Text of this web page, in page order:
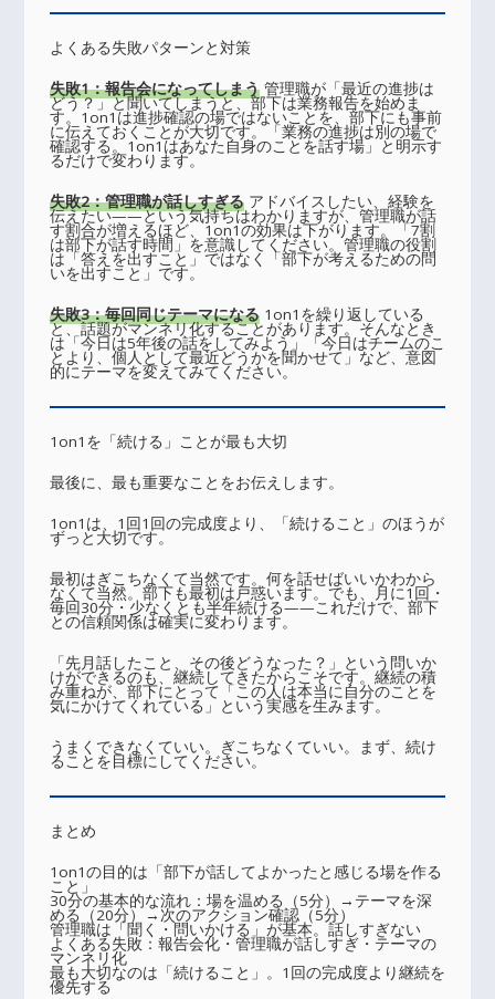
よくある失敗パターンと対策
失敗1：報告会になってしまう管理職が「最近の進捗は
どう？」と聞いてしまうと、部下は業務報告を始めま
す。1on1は進捗確認の場ではないことを、部下にも事前
に伝えておくことが大切です。「業務の進捗は別の場で
確認する。1on1はあなた自身のことを話す場」と明示す
るだけで変わります。
失敗2：管理職が話しすぎるアドバイスしたい、経験を
伝えたい——という気持ちはわかりますが、管理職が話
す割合が増えるほど、1on1の効果は下がります。「7割
は部下が話す時間」を意識してください。管理職の役割
は「答えを出すこと」ではなく「部下が考えるための問
いを出すこと」です。
失敗3：毎回同じテーマになる1on1を繰り返している
と、話題がマンネリ化することがあります。そんなとき
は「今日は5年後の話をしてみよう」「今日はチームのこ
とより、個人として最近どうかを聞かせて」など、意図
的にテーマを変えてみてください。
1on1を「続ける」ことが最も大切
最後に、最も重要なことをお伝えします。
1on1は、1回1回の完成度より、「続けること」のほうが
ずっと大切です。
最初はぎこちなくて当然です。何を話せばいいかわから
なくて当然。部下も最初は戸惑います。でも、月に1回・
毎回30分・少なくとも半年続ける——これだけで、部下
との信頼関係は確実に変わります。
「先月話したこと、その後どうなった？」という問いか
けができるのも、継続してきたからこそです。継続の積
み重ねが、部下にとって「この人は本当に自分のことを
気にかけてくれている」という実感を生みます。
うまくできなくていい。ぎこちなくていい。まず、続け
ることを目標にしてください。
まとめ
1on1の目的は「部下が話してよかったと感じる場を作る
こと」
30分の基本的な流れ：場を温める（5分）→テーマを深
める（20分）→次のアクション確認（5分）
管理職は「聞く・問いかける」が基本。話しすぎない
よくある失敗：報告会化・管理職が話しすぎ・テーマの
マンネリ化
最も大切なのは「続けること」。1回の完成度より継続を
優先する